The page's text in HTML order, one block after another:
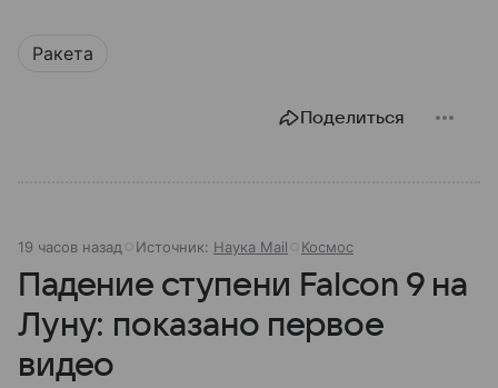
Ракета
Поделиться
19 часов назад Источник: Наука Mail Космос
Падение ступени Falcon 9 на
Луну: показано первое
видео